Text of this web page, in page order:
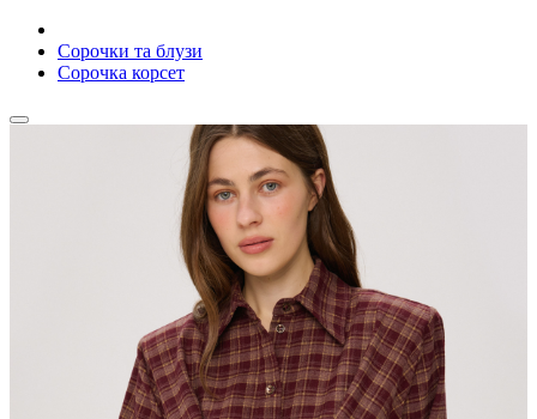
Сорочки та блузи
Сорочка корсет